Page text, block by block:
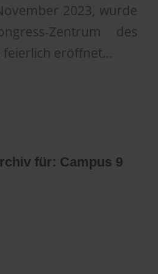
2023, wurde
Zentrum des
feierlich eröffnet…
für: Campus 9